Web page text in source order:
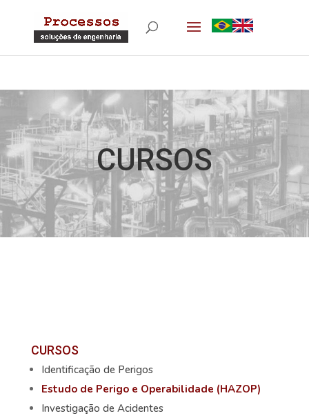
CURSOS
CURSOS
Identificação de Perigos
Estudo de Perigo e Operabilidade (HAZOP)
Investigação de Acidentes